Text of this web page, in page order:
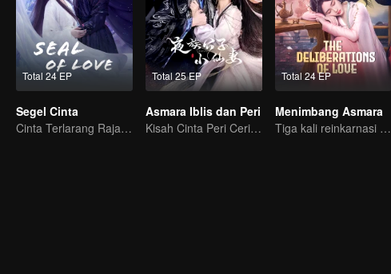
Total 24 EP
Segel Cinta
Cinta Terlarang Raja Iblis dan Penguasa Siluman
Total 25 EP
Asmara Iblis dan Peri
Kisah Cinta Peri Ceria dan Iblis Berwajah Dingin
Total 24 EP
Menimbang Asmara
Tiga kali reinkarnasi dalam hidup Qing Qing!